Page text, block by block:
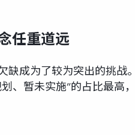
任重道远
成为了较为突出的挑战
、暂未实施”的占比最高